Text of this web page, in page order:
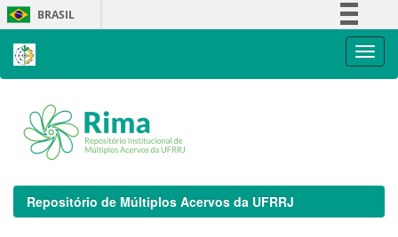
Skip
navigation
BRASIL
Repositório de Múltiplos Acervos da UFRRJ